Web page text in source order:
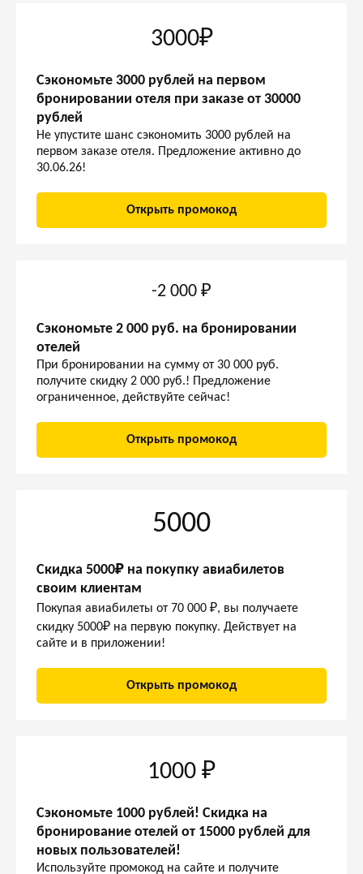
3000₽
Сэкономьте 3000 рублей на первом
бронировании отеля при заказе от 30000
рублей
Не упустите шанс сэкономить 3000 рублей на
первом заказе отеля. Предложение активно до
30.06.26!
Открыть промокод
-2 000 ₽
Сэкономьте 2 000 руб. на бронировании
отелей
При бронировании на сумму от 30 000 руб.
получите скидку 2 000 руб.! Предложение
ограниченное, действуйте сейчас!
Открыть промокод
5000
Скидка 5000₽ на покупку авиабилетов
своим клиентам
Покупая авиабилеты от 70 000 ₽, вы получаете
скидку 5000₽ на первую покупку. Действует на
сайте и в приложении!
Открыть промокод
1000 ₽
Сэкономьте 1000 рублей! Скидка на
бронирование отелей от 15000 рублей для
новых пользователей!
Используйте промокод на сайте и получите